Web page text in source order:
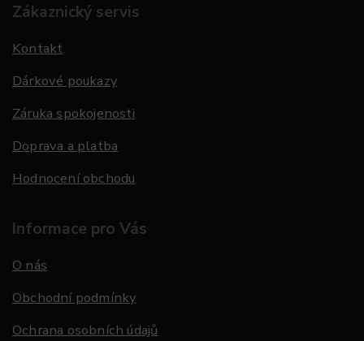
Zákaznický servis
Kontakt
Dárkové poukazy
Záruka spokojenosti
Doprava a platba
Hodnocení obchodu
Informace pro Vás
O nás
Obchodní podmínky
Ochrana osobních údajů